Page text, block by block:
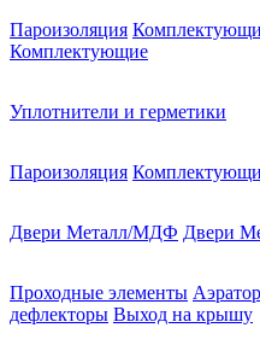
Пароизоляция
Комплектующие
Уплотнители и герметики
Пароизоляция
Двери Металл/МДФ Двери
Проходные элементы
дефлекторы Выход на крышу